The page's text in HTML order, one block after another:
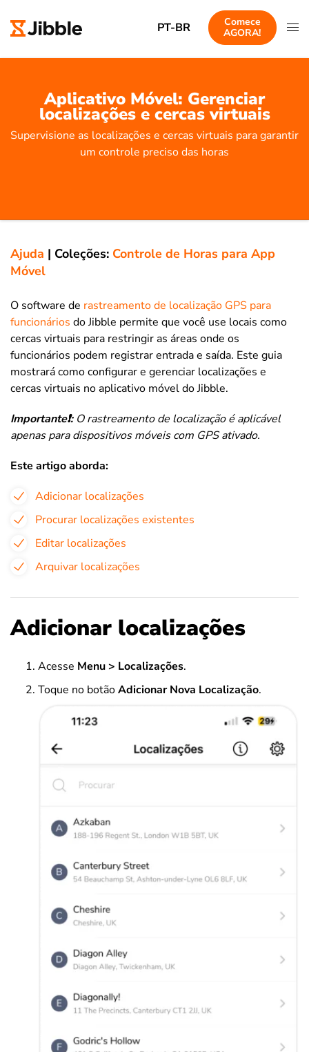
PT-BR
Comece
AGORA!
Aplicativo Móvel: Gerenciar
localizações e cercas virtuais
Supervisione as localizações e cercas virtuais para garantir
um controle preciso das horas
Ajuda | Coleções: Controle de Horas para App
Móvel
O software de rastreamento de localização GPS para
funcionários do Jibble permite que você use locais como
cercas virtuais para restringir as áreas onde os
funcionários podem registrar entrada e saída. Este guia
mostrará como configurar e gerenciar localizações e
cercas virtuais no aplicativo móvel do Jibble.
Importante❗:O rastreamento de localização é aplicável
apenas para dispositivos móveis com GPS ativado.
Este artigo aborda:
Adicionar localizações
Procurar localizações existentes
Editar localizações
Arquivar localizações
Adicionar localizações
Acesse Menu > Localizações.
Toque no botãoAdicionar Nova Localização.